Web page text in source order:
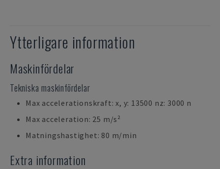
Ytterligare information
Maskinfördelar
Tekniska maskinfördelar
Max accelerationskraft: x, y: 13500 nz: 3000 n
Max acceleration: 25 m/s²
Matningshastighet: 80 m/min
Extra information